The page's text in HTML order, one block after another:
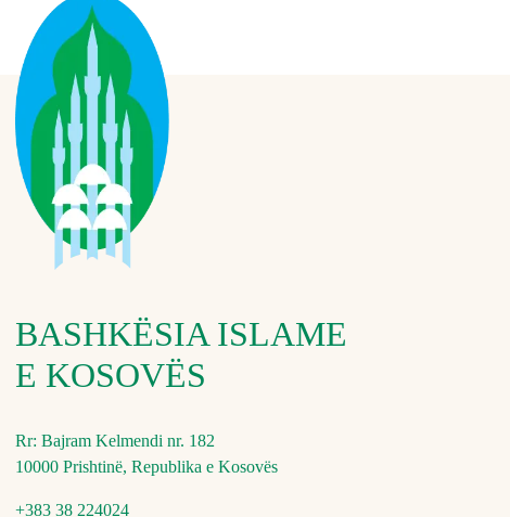
BASHKËSIA ISLAME
E KOSOVËS
Rr: Bajram Kelmendi nr. 182
10000 Prishtinë, Republika e Kosovës
+383 38 224024